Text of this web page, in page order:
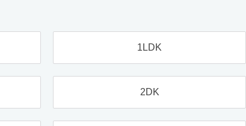
1LDK
2DK